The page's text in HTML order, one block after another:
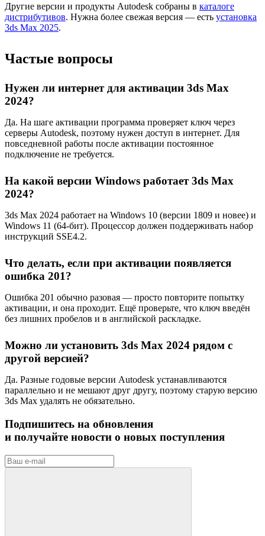
Другие версии и продукты Autodesk собраны в каталоге
дистрибутивов. Нужна более свежая версия — есть установка
3ds Max 2025.
Частые вопросы
Нужен ли интернет для активации 3ds Max
2024?
Да. На шаге активации программа проверяет ключ через
серверы Autodesk, поэтому нужен доступ в интернет. Для
повседневной работы после активации постоянное
подключение не требуется.
На какой версии Windows работает 3ds Max
2024?
3ds Max 2024 работает на Windows 10 (версии 1809 и новее) и
Windows 11 (64-бит). Процессор должен поддерживать набор
инструкций SSE4.2.
Что делать, если при активации появляется
ошибка 201?
Ошибка 201 обычно разовая — просто повторите попытку
активации, и она проходит. Ещё проверьте, что ключ введён
без лишних пробелов и в английской раскладке.
Можно ли установить 3ds Max 2024 рядом с
другой версией?
Да. Разные годовые версии Autodesk устанавливаются
параллельно и не мешают друг другу, поэтому старую версию
3ds Max удалять не обязательно.
Подпишитесь на обновления
и получайте новости о новых поступления